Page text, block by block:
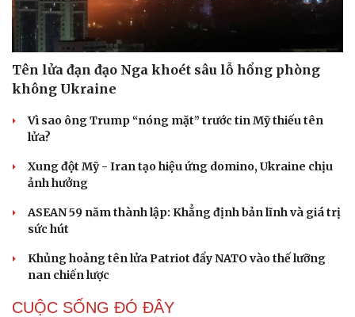
Tên lửa đạn đạo Nga khoét sâu lỗ hổng phòng
không Ukraine
Vì sao ông Trump “nóng mặt” trước tin Mỹ thiếu tên
lửa?
Xung đột Mỹ - Iran tạo hiệu ứng domino, Ukraine chịu
ảnh hưởng
ASEAN 59 năm thành lập: Khẳng định bản lĩnh và giá trị
sức hút
Khủng hoảng tên lửa Patriot đẩy NATO vào thế lưỡng
nan chiến lược
CUỘC SỐNG ĐÓ ĐÂY